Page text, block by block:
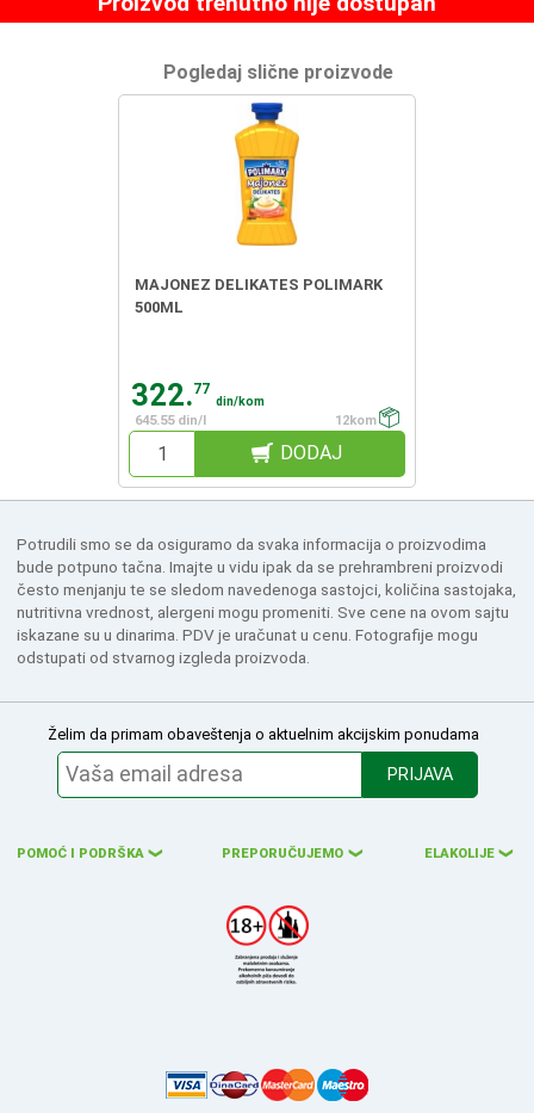
Pogledaj slične proizvode
MAJONEZ DELIKATES POLIMARK
500ML
322.77
din/kom
645.55 din/l
12kom
DODAJ
Potrudili smo se da osiguramo da svaka informacija o proizvodima
bude potpuno tačna. Imajte u vidu ipak da se prehrambreni proizvodi
često menjanju te se sledom navedenoga sastojci, količina sastojaka,
nutritivna vrednost, alergeni mogu promeniti. Sve cene na ovom sajtu
iskazane su u dinarima. PDV je uračunat u cenu. Fotografije mogu
odstupati od stvarnog izgleda proizvoda.
Želim da primam obaveštenja o aktuelnim akcijskim ponudama
PRIJAVA
POMOĆ I PODRŠKA ❮ PREPORUČUJEMO ❮ ELAKOLIJE ❮